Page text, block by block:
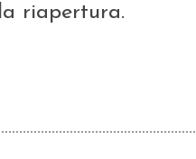
riapertura.